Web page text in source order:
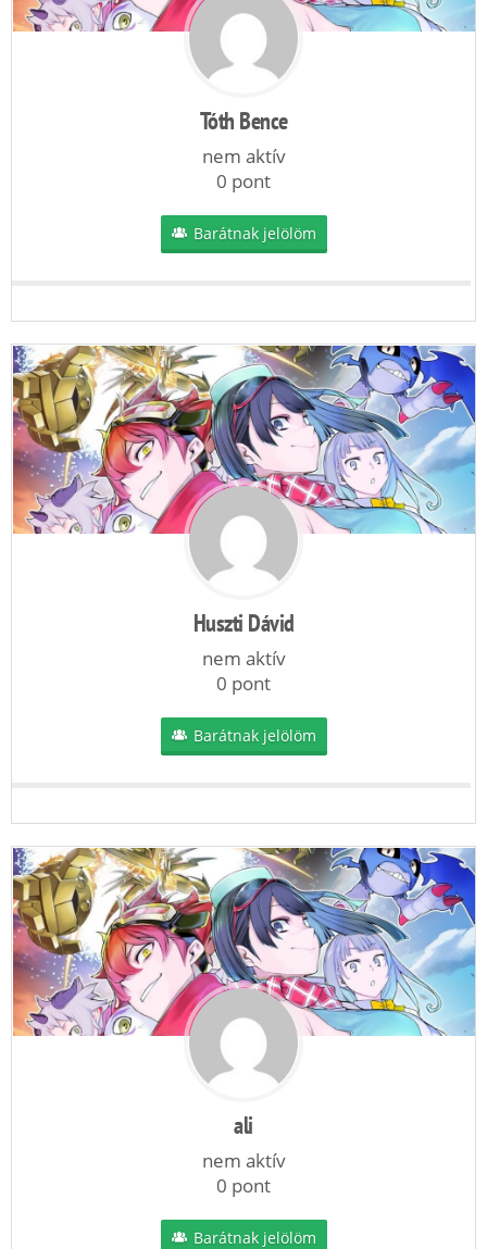
Tóth Bence
nem aktív
0 pont
Barátnak jelölöm
Huszti Dávid
nem aktív
0 pont
Barátnak jelölöm
ali
nem aktív
0 pont
Barátnak jelölöm